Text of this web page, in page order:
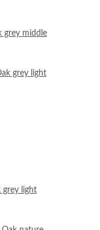
grey middle
grey light